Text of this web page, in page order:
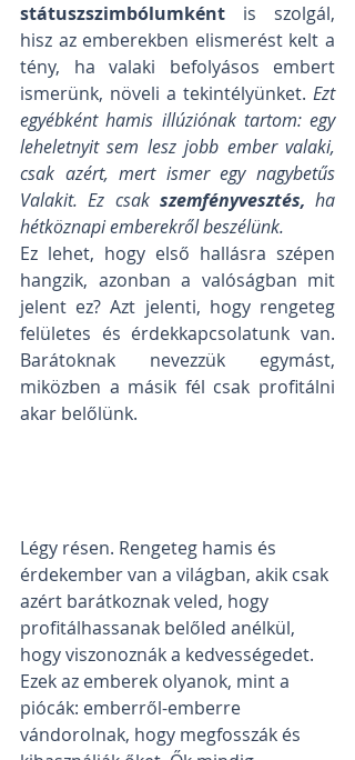
státuszszimbólumként is szolgál,
hisz az emberekben elismerést kelt a
tény, ha valaki befolyásos embert
ismerünk, növeli a tekintélyünket. Ezt
egyébként hamis illúziónak tartom: egy
leheletnyit sem lesz jobb ember valaki,
csak azért, mert ismer egy nagybetűs
Valakit. Ez csak szemfényvesztés, ha
hétköznapi emberekről beszélünk.
Ez lehet, hogy első hallásra szépen
hangzik, azonban a valóságban mit
jelent ez? Azt jelenti, hogy rengeteg
felületes és érdekkapcsolatunk van.
Barátoknak nevezzük egymást,
miközben a másik fél csak profitálni
akar belőlünk.
Légy résen. Rengeteg hamis és
érdekember van a világban, akik csak
azért barátkoznak veled, hogy
profitálhassanak belőled anélkül,
hogy viszonoznák a kedvességedet.
Ezek az emberek olyanok, mint a
piócák: emberről-emberre
vándorolnak, hogy megfosszák és